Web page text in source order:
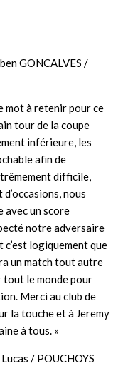
GONCALVES /
mot à retenir pour ce
tour de la coupe
inférieure, les
afin de
difficile,
nous
un score
notre adversaire
c’est logiquement que
un match tout autre
tout le monde pour
Merci au club de
la touche et à Jeremy
à tous. »
/ POUCHOYS